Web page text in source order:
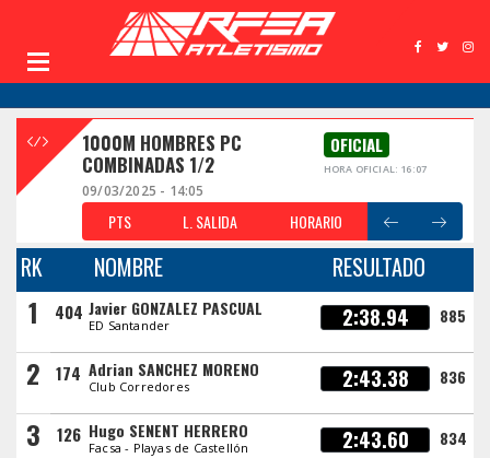
1000M HOMBRES PC
COMBINADAS 1/2
OFICIAL
HORA OFICIAL: 16:07
09/03/2025 - 14:05
PTS L. SALIDA HORARIO
RK NOMBRE RESULTADO
1 404 Javier GONZALEZ PASCUAL
ED Santander 2:38.94 885
2 174 Adrian SANCHEZ MORENO
Club Corredores 2:43.38 836
3 126 Hugo SENENT HERRERO
Facsa - Playas de Castellón 2:43.60 834